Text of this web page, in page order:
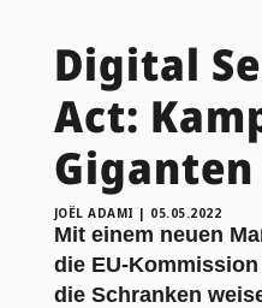
Digital
Act:
Giganten
JOËL ADAMI | 05.05.2022
Mit einem neuen
die EU-
die Schranken